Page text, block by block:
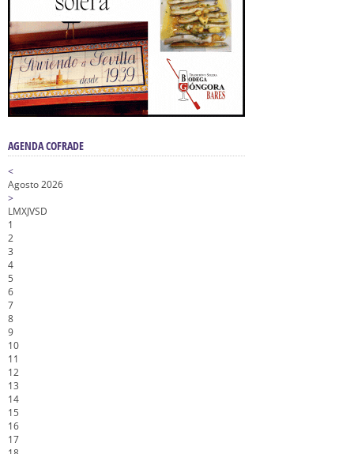
AGENDA COFRADE
<
Agosto 2026
>
LMXJVSD
1
2
3
4
5
6
7
8
9
10
11
12
13
14
15
16
17